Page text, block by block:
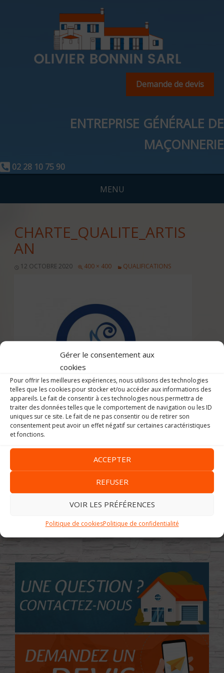
Gérer le consentement aux
cookies
Pour offrir les meilleures expériences, nous utilisons des technologies
telles que les cookies pour stocker et/ou accéder aux informations des
appareils. Le fait de consentir à ces technologies nous permettra de
traiter des données telles que le comportement de navigation ou les ID
uniques sur ce site. Le fait de ne pas consentir ou de retirer son
consentement peut avoir un effet négatif sur certaines caractéristiques
et fonctions.
ACCEPTER
REFUSER
VOIR LES PRÉFÉRENCES
Politique de cookiesPolitique de confidentialité
Demande de devis
ENTREPRISE GÉNÉRALE DE
MAÇONNERIE
02 28 10 75 90
CHARTE_QUALITE_ARTIS
AN
12 OCTOBRE 2020 400 × 400 QUALIFICATIONS
Image suivante